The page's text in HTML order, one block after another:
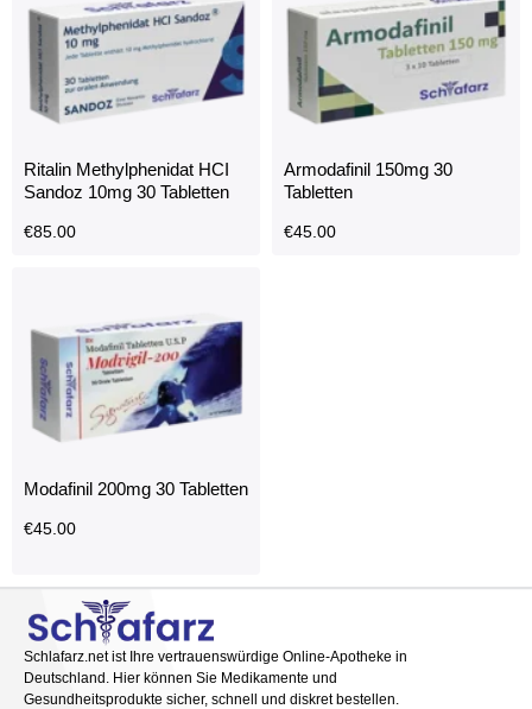
Ritalin Methylphenidat HCI
Sandoz 10mg 30 Tabletten
€85.00
Armodafinil 150mg 30
Tabletten
€45.00
Modafinil 200mg 30 Tabletten
€45.00
Schlafarz.net ist Ihre vertrauenswürdige Online-Apotheke in
Deutschland. Hier können Sie Medikamente und
Gesundheitsprodukte sicher, schnell und diskret bestellen.